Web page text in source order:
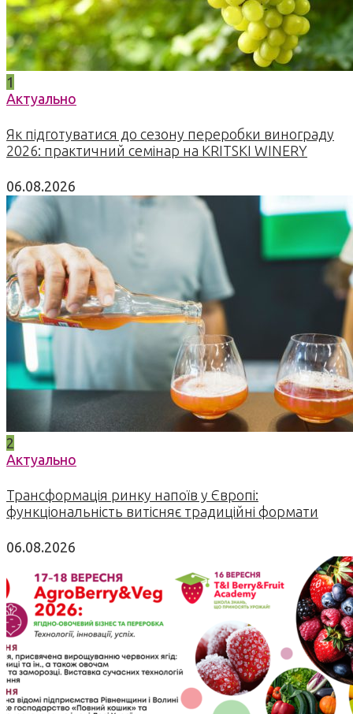
1
Актуально
Як підготуватися до сезону переробки винограду
2026: практичний семінар на KRITSKI WINERY
06.08.2026
2
Актуально
Трансформація ринку напоїв у Європі:
функціональність витісняє традиційні формати
06.08.2026